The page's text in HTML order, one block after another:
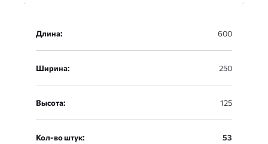
Длина: 600
Ширина: 250
Высота: 125
Кол-во штук: 53